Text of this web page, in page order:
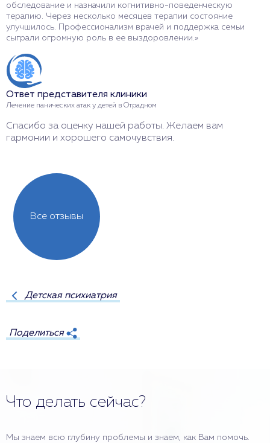
обследование и назначили когнитивно-поведенческую
терапию. Через несколько месяцев терапии состояние
улучшилось. Профессионализм врачей и поддержка семьи
сыграли огромную роль в ее выздоровлении.»
Ответ представителя клиники
Лечение панических атак у детей в Отрадном
Спасибо за оценку нашей работы. Желаем вам
гармонии и хорошего самочувствия.
Все отзывы
Детская психиатрия
Поделиться
Что делать сейчас?
Мы знаем всю глубину проблемы и знаем, как Вам помочь.